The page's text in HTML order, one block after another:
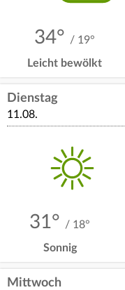
34° / 19°
Leicht bewölkt
Dienstag
11.08.
31° / 18°
Sonnig
Mittwoch